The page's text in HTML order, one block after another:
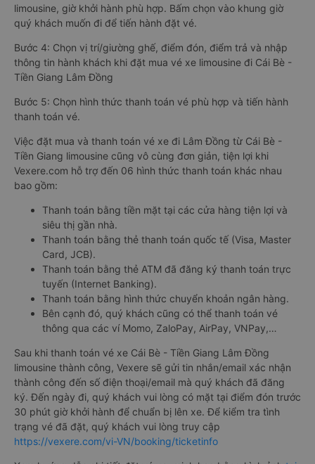
limousine, giờ khởi hành phù hợp. Bấm chọn vào khung giờ
quý khách muốn đi để tiến hành đặt vé.
Bước 4: Chọn vị trí/giường ghế, điểm đón, điểm trả và nhập
thông tin hành khách khi đặt mua vé xe limousine đi Cái Bè -
Tiền Giang Lâm Đồng
Bước 5: Chọn hình thức thanh toán vé phù hợp và tiến hành
thanh toán vé.
Việc đặt mua và thanh toán vé xe đi Lâm Đồng từ Cái Bè -
Tiền Giang limousine cũng vô cùng đơn giản, tiện lợi khi
Vexere.com hỗ trợ đến 06 hình thức thanh toán khác nhau
bao gồm:
Thanh toán bằng tiền mặt tại các cửa hàng tiện lợi và
siêu thị gần nhà.
Thanh toán bằng thẻ thanh toán quốc tế (Visa, Master
Card, JCB).
Thanh toán bằng thẻ ATM đã đăng ký thanh toán trực
tuyến (Internet Banking).
Thanh toán bằng hình thức chuyển khoản ngân hàng.
Bên cạnh đó, quý khách cũng có thể thanh toán vé
thông qua các ví Momo, ZaloPay, AirPay, VNPay,…
Sau khi thanh toán vé xe Cái Bè - Tiền Giang Lâm Đồng
limousine thành công, Vexere sẽ gửi tin nhắn/email xác nhận
thành công đến số điện thoại/email mà quý khách đã đăng
ký. Đến ngày đi, quý khách vui lòng có mặt tại điểm đón trước
30 phút giờ khởi hành để chuẩn bị lên xe. Để kiểm tra tình
trạng vé đã đặt, quý khách vui lòng truy cập
https://vexere.com/vi-VN/booking/ticketinfo